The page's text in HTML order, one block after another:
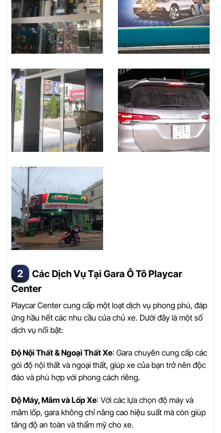
Các Dịch Vụ Tại Gara Ô Tô Playcar
Center
Playcar Center cung cấp một loạt dịch vụ phong phú, đáp
ứng hầu hết các nhu cầu của chủ xe. Dưới đây là một số
dịch vụ nổi bật:
Độ Nội Thất & Ngoại Thất Xe: Gara chuyên cung cấp các
gói độ nội thất và ngoại thất, giúp xe của bạn trở nên độc
đáo và phù hợp với phong cách riêng.
Độ Máy, Mâm và Lốp Xe: Với các lựa chọn độ máy và
mâm lốp, gara không chỉ nâng cao hiệu suất mà còn giúp
tăng độ an toàn và thẩm mỹ cho xe.